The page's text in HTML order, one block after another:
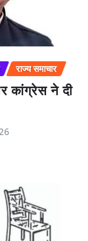
राज्य समाचार
कांग्रेस ने दी